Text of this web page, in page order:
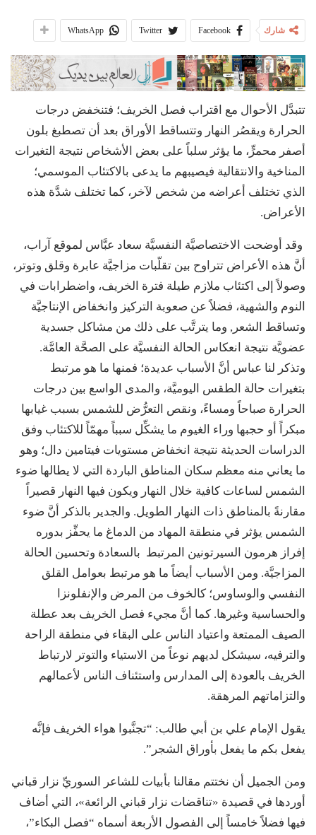
شارك Facebook
Twitter
WhatsApp
تتبدَّل الأحوال مع اقتراب فصل الخريف؛ فتنخفض درجات
الحرارة ويقصُر النهار وتتساقط الأوراق بعد أن تصطبغ بلون
أصفر محمرٍّ، ما يؤثر سلباً على بعض الأشخاص نتيجة التغيرات
المناخية والانتقالية فيصيبهم ما يدعى بالاكتئاب الموسمي؛
الذي تختلف أعراضه من شخص لآخر، كما تختلف شدَّة هذه
الأعراض.
وقد أوضحت الاختصاصيَّة النفسيَّة سعاد عبَّاس لموقع آراب،
أنَّ هذه الأعراض تتراوح بين تقلّبات مزاجيَّة عابرة وقلق وتوتر،
وصولاً إلى اكتئاب ملازم طيلة فترة الخريف، واضطرابات في
النوم والشهية، فضلاً عن صعوبة التركيز وانخفاض الإنتاجيَّة
وتساقط الشعر, وما يترتَّب على ذلك من مشاكل جسدية
عضويَّة نتيجة انعكاس الحالة النفسيَّة على الصحَّة العامَّة.
وتذكر لنا عباس أنَّ الأسباب عديدة؛ فمنها ما هو مرتبط
بتغيرات حالة الطقس اليوميَّة، والمدى الواسع بين درجات
الحرارة صباحاً ومساءً، ونقص التعرُّض للشمس بسبب غيابها
مبكراً أو حجبها وراء الغيوم ما يشكِّل سبباً مهمّاً للاكتئاب وفق
الدراسات الحديثة نتيجة انخفاض مستويات فيتامين دال؛ وهو
ما يعاني منه معظم سكان المناطق الباردة التي لا يطالها ضوء
الشمس لساعات كافية خلال النهار ويكون فيها النهار قصيراً
مقارنةً بالمناطق ذات النهار الطويل. والجدير بالذكر أنَّ ضوء
الشمس يؤثر في منطقة المهاد من الدماغ ما يحفِّز بدوره
إفراز هرمون السيرتونين المرتبط بالسعادة وتحسين الحالة
المزاجيَّة. ومن الأسباب أيضاً ما هو مرتبط بعوامل القلق
النفسي والوساوس؛ كالخوف من المرض والإنفلونزا
والحساسية وغيرها. كما أنَّ مجيء فصل الخريف بعد عطلة
الصيف الممتعة واعتياد الناس على البقاء في منطقة الراحة
والترفيه، سيشكل لديهم نوعاً من الاستياء والتوتر لارتباط
الخريف بالعودة إلى المدارس واستئناف الناس لأعمالهم
والتزاماتهم المرهقة.
يقول الإمام علي بن أبي طالب: “تجنَّبوا هواء الخريف فإنَّه
يفعل بكم ما يفعل بأوراق الشجر”.
ومن الجميل أن نختتم مقالنا بأبيات للشاعر السوريِّ نزار قباني
أوردها في قصيدة «تناقضات نزار قباني الرائعة»، التي أضاف
فيها فضلاً خامساً إلى الفصول الأربعة أسماه “فصل البكاء”،